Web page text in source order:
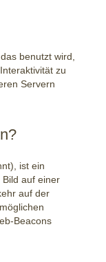
benutzt wird,
zu
Servern
ist ein
auf einer
auf der
Beacons